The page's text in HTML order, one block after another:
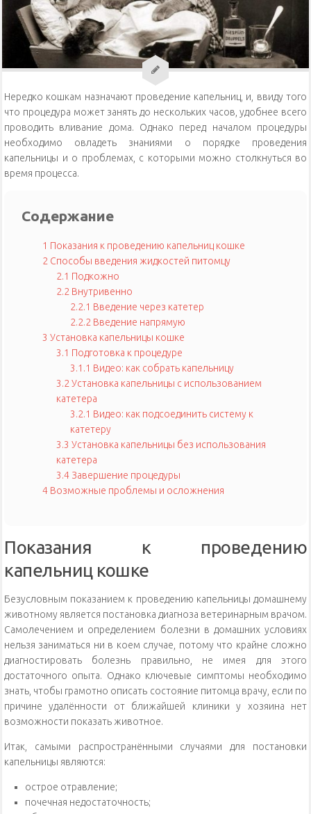
Уход за кошками
Уход за собаками
Физиология кошек
Нередко кошкам назначают проведение капельниц, и, ввиду того
что процедура может занять до нескольких часов, удобнее всего
проводить вливание дома. Однако перед началом процедуры
необходимо овладеть знаниями о порядке проведения
капельницы и о проблемах, с которыми можно столкнуться во
время процесса.
Содержание
1 Показания к проведению капельниц кошке
2 Способы введения жидкостей питомцу
2.1 Подкожно
2.2 Внутривенно
2.2.1 Введение через катетер
2.2.2 Введение напрямую
3 Установка капельницы кошке
3.1 Подготовка к процедуре
3.1.1 Видео: как собрать капельницу
3.2Установка капельницы с использованием
катетера
3.2.1 Видео: как подсоединить систему к
катетеру
3.3 Установка капельницы без использования
катетера
3.4 Завершение процедуры
4 Возможные проблемы и осложнения
Показания к проведению
капельниц кошке
Безусловным показанием к проведению капельницы домашнему
животному является постановка диагноза ветеринарным врачом.
Самолечением и определением болезни в домашних условиях
нельзя заниматься ни в коем случае, потому что крайне сложно
диагностировать болезнь правильно, не имея для этого
достаточного опыта. Однако ключевые симптомы необходимо
знать, чтобы грамотно описать состояние питомца врачу, если по
причине удалённости от ближайшей клиники у хозяина нет
возможности показать животное.
Итак, самыми распространёнными случаями для постановки
капельницы являются:
острое отравление;
почечная недостаточность;